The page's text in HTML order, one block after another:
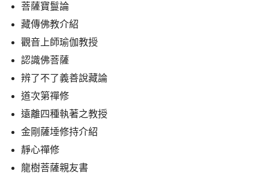
菩薩寶鬘論
藏傳佛教介紹
觀音上師瑜伽教授
認識佛菩薩
辨了不了義善說藏論
道次第禪修
遠離四種執著之教授
金剛薩埵修持介紹
靜心禪修
龍樹菩薩親友書